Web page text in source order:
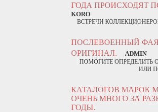
ГОДА ПРОИСХОДЯТ
KORO
ВСТРЕЧИ
ПОСЛЕВОЕННЫЙ
ОРИГИНАЛ.
ADMIN
ПОМОГИТЕ ОПРЕДЕЛИТЬ
ИЛИ
КАТАЛОГОВ МАРОК
ОЧЕНЬ МНОГО ЗА
ГОДЫ.